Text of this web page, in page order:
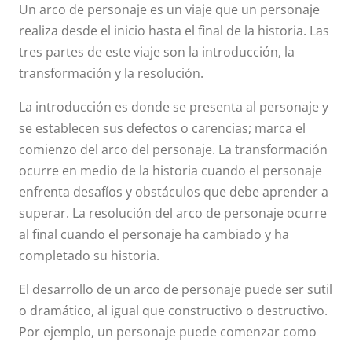
Un arco de personaje es un viaje que un personaje
realiza desde el inicio hasta el final de la historia. Las
tres partes de este viaje son la introducción, la
transformación y la resolución.
La introducción es donde se presenta al personaje y
se establecen sus defectos o carencias; marca el
comienzo del arco del personaje. La transformación
ocurre en medio de la historia cuando el personaje
enfrenta desafíos y obstáculos que debe aprender a
superar. La resolución del arco de personaje ocurre
al final cuando el personaje ha cambiado y ha
completado su historia.
El desarrollo de un arco de personaje puede ser sutil
o dramático, al igual que constructivo o destructivo.
Por ejemplo, un personaje puede comenzar como